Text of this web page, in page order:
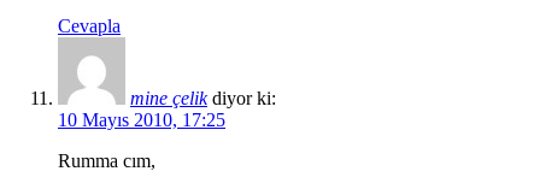
Cevapla
mine çelik diyor ki:
10 Mayıs 2010, 17:25
Rumma cım,